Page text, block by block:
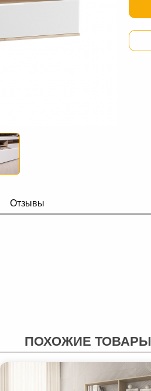
Отзывы
ПОХОЖИЕ ТОВАРЫ